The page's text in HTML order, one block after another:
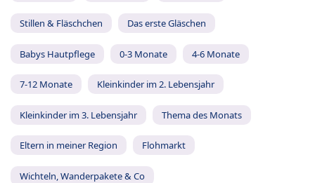
Stillen & Fläschchen Das erste Gläschen
Babys Hautpflege 0-3 Monate 4-6 Monate
7-12 Monate Kleinkinder im 2. Lebensjahr
Kleinkinder im 3. Lebensjahr Thema des Monats
Eltern in meiner Region Flohmarkt
Wichteln, Wanderpakete & Co